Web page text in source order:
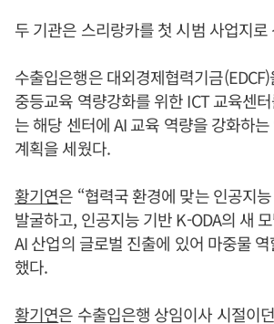
두 기관은 스리랑카를 첫 시범 사업지로
수출입은행은 대외경제협력기금
중등교육 역량강화를 위한 ICT 교육센
는 해당 센터에 AI 교육 역량을 강화하
계획을 세웠다.
황기연은 “협력국 환경에 맞는 인공지
발굴하고, 인공지능 기반 K-ODA의 새
AI 산업의 글로벌 진출에 있어 마중물
했다.
황기연은 수출입은행 상임이사 시절이